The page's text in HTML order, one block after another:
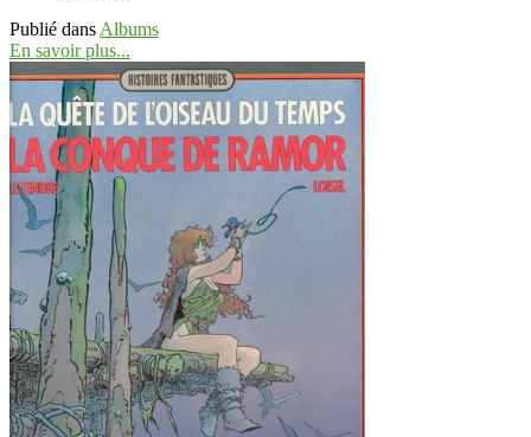
Publié dans Albums
En savoir plus...